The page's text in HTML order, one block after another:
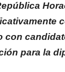
con
para la